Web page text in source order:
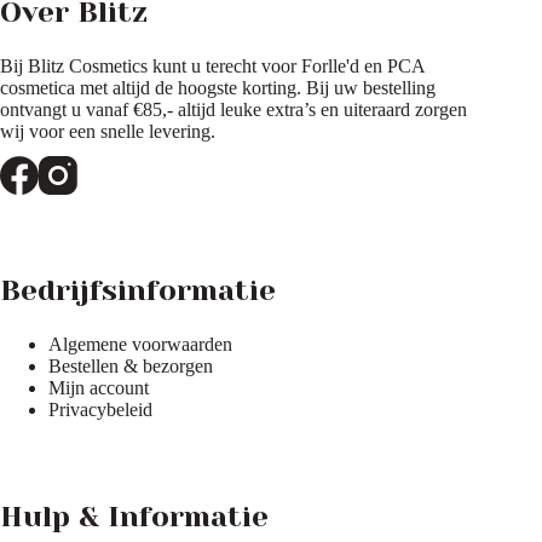
op
de
Over Blitz
Bij Blitz Cosmetics kunt u terecht voor Forlle'd en PCA
cosmetica met altijd de hoogste korting. Bij uw bestelling
ontvangt u vanaf €85,- altijd leuke extra’s en uiteraard zorgen
wij voor een snelle levering.
Bedrijfsinformatie
Algemene voorwaarden
Bestellen & bezorgen
Mijn account
Privacybeleid
Hulp & Informatie